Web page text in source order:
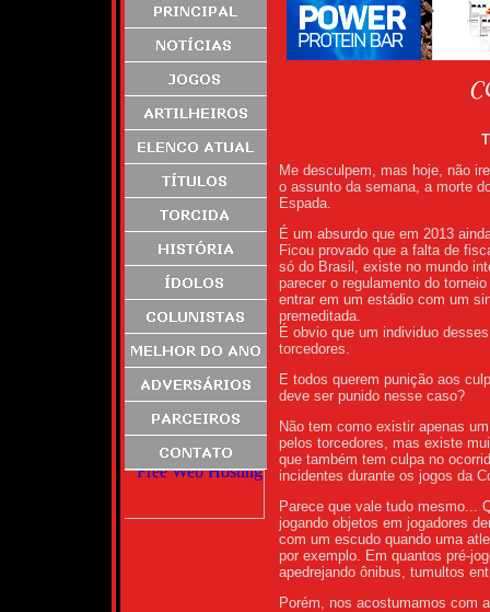
Me desculpem, mas hoje, não
o assunto da semana, a morte
Espada.
É um absurdo que em 2013
Ficou provado que a falta de
só do Brasil, existe no mundo
parecer o regulamento do
entrar em um estádio com um
premeditada.
É obvio que um individuo
torcedores.
E todos querem punição aos
deve ser punido nesse caso?
Não tem como existir apenas
pelos torcedores, mas existe
que também tem culpa no
incidentes durante os jogos da
Parece que vale tudo mesmo...
jogando objetos em jogadores
com um escudo quando uma
por exemplo. Em quantos pré-
apedrejando ônibus, tumultos
Porém, nos acostumamos com